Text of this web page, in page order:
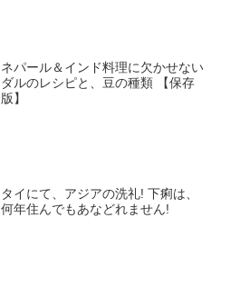
ネパール＆インド料理に欠かせない
ダルのレシピと、豆の種類 【保存
版】
タイにて、アジアの洗礼! 下痢は、
何年住んでもあなどれません!